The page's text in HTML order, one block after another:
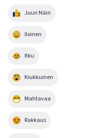
Juuri Näin
Iloinen
Itku
Kiukkuinen
Mahtavaa
Rakkaus